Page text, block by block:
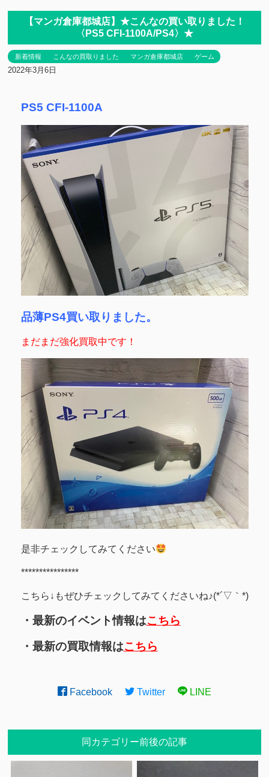
【マンガ倉庫都城店】★こんなの買い取りました！
〈PS5 CFI-1100A/PS4〉★
新着情報 こんなの買取りました マンガ倉庫都城店 ゲーム
2022年3月6日
PS5 CFI-1100A
品薄PS4買い取りました。
まだまだ強化買取中です！
是非チェックしてみてください
****************
こちら↓もぜひチェックしてみてくださいね♪(*´▽｀*)
・最新のイベント情報はこちら
・最新の買取情報はこちら
Facebook Twitter LINE
同カテゴリー前後の記事